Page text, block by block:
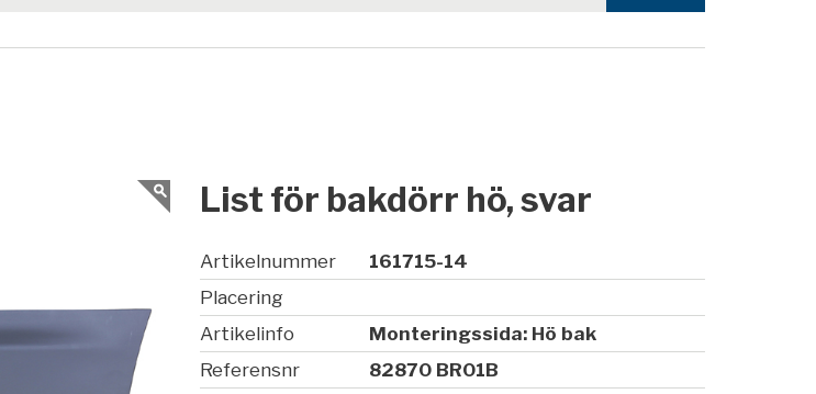
List för bakdörr hö, svar
Artikelnummer
161715-14
Placering
Artikelinfo
Monteringssida: Hö bak
Referensnr
82870 BR01B